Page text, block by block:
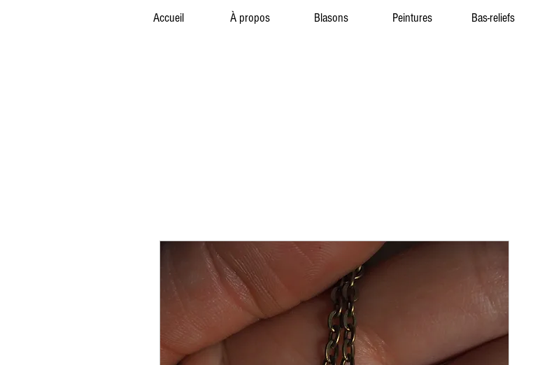
Accueil À propos Blasons Peintures Bas-reliefs